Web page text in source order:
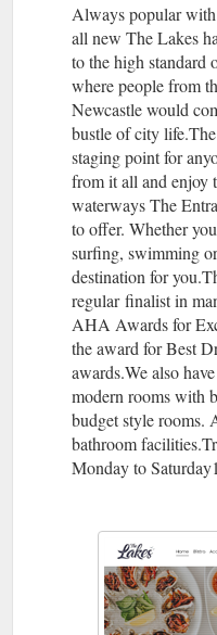
Always popular
all new The Lakes
to the high standard
where people from
Newcastle would
bustle of city
staging point for
from it all and enjoy
waterways The
to offer. Whether
surfing, swimming
destination for
regular finalist in
AHA Awards for
the award for Best
awards.We also
modern rooms with
budget style rooms.
bathroom
Monday to